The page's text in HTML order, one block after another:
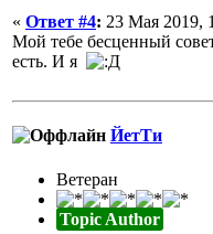
« Ответ #4: 23 Мая 2019,
Мой тебе бесценный
есть. И я
ЙетТи
Ветеран
Topic Author